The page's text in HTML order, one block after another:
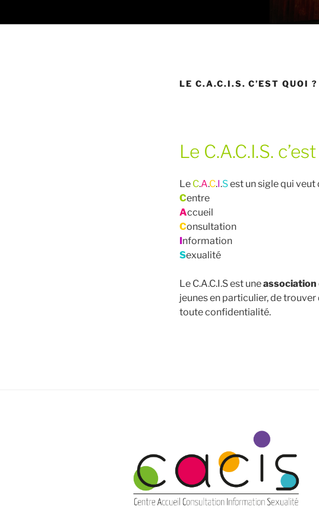
LE C.A.C.I.S. C’EST QUOI ?
Le C.A.C.I.S.
Le C.A.C.I.Sest un sigle qui veut
Centre
Accueil
Consultation
Information
Sexualité
Le C.A.C.I.S est uneassociation
jeunes en particulier, de
toute confidentialité.